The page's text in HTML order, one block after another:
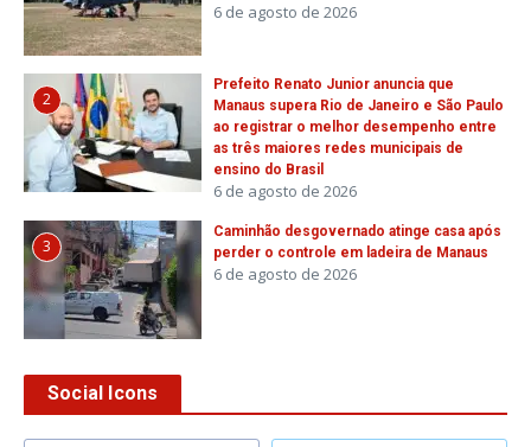
6 de agosto de 2026
2
Prefeito Renato Junior anuncia que
Manaus supera Rio de Janeiro e São Paulo
ao registrar o melhor desempenho entre
as três maiores redes municipais de
ensino do Brasil
6 de agosto de 2026
3
Caminhão desgovernado atinge casa após
perder o controle em ladeira de Manaus
6 de agosto de 2026
Social Icons